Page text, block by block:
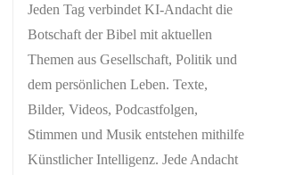
Jeden Tag verbindet KI-Andacht die
Botschaft der Bibel mit aktuellen
Themen aus Gesellschaft, Politik und
dem persönlichen Leben. Texte,
Bilder, Videos, Podcastfolgen,
Stimmen und Musik entstehen mithilfe
Künstlicher Intelligenz. Jede Andacht